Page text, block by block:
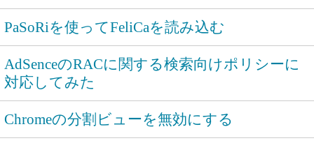
PaSoRiを使ってFeliCaを読み込む
AdSenceのRACに関する検索向けポリシーに
対応してみた
Chromeの分割ビューを無効にする